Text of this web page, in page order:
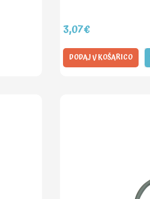
3,07€
DODAJ V KOŠARICO